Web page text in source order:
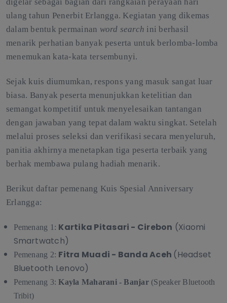
ulang tahun Penerbit Erlangga. Kegiatan yang dikemas
dalam bentuk permainan word search ini berhasil
menarik perhatian banyak peserta untuk berlomba-lomba
menemukan kata-kata tersembunyi.
Sejak kuis diumumkan, respons yang masuk sangat luar
biasa. Banyak peserta menunjukkan ketelitian dan
semangat kompetitif untuk menyelesaikan tantangan
dengan jawaban yang tepat dalam waktu singkat. Setelah
melalui proses seleksi dan verifikasi secara menyeluruh,
panitia akhirnya menetapkan tiga peserta terbaik yang
berhak membawa pulang hadiah menarik.
Berikut daftar pemenang Kuis Spesial Anniversary
Erlangga:
Pemenang 1: Kartika Pitasari - Cirebon (Xiaomi
Smartwatch)
Pemenang 2: Fitra Muadi - Banda Aceh (Headset
Bluetooth Lenovo)
Pemenang 3:Kayla Maharani - Banjar (Speaker Bluetooth
Tribit)